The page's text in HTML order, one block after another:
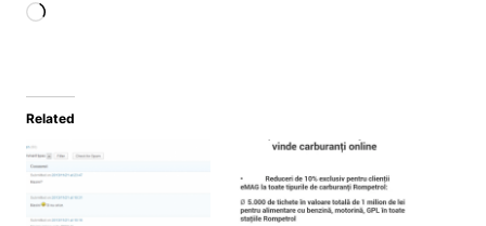
Loading…
Related